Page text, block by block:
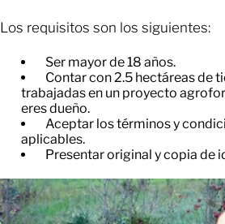
Los requisitos son los siguientes:
Ser mayor de 18 años.
​Contar con 2.5 hectáreas de
trabajadas en un proyecto
eres dueño.
​Aceptar los términos y
aplicables.
​Presentar original y copia de